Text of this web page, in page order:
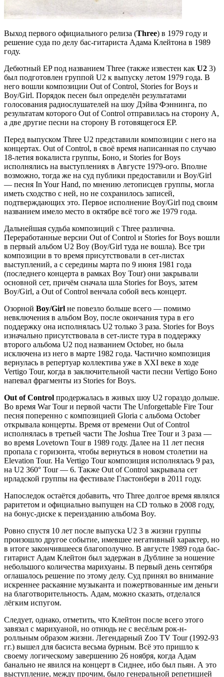
Выход первого официального релиза (Three) в 1979 году и
решение суда по делу бас-гитариста Адама Клейтона в 1989
году.
Дебютный EP под названием Three (также известен как U2 3)
был подготовлен группой U2 к выпуску летом 1979 года. В
него вошли композиции Out of Control, Stories for Boys и
Boy/Girl. Порядок песен был определён результатами
голосования радиослушателей на шоу Дэйва Фэннинга, по
результатам которого Out of Control отправилась на сторону A,
а две другие песни на сторону B готовящегося EP.
Перед выпуском Three U2 представили композиции с него на
концертах. Out of Control, в своё время написанная по случаю
18-летия вокалиста группы, Боно, и Stories for Boys
исполнялись на выступлениях в Августе 1979-ого. Вполне
возможно, тогда же на суд публики предоставили и Boy/Girl
— песня In Your Hand, по мнению летописцев группы, могла
иметь сходство с ней, но не сохранилось записей,
подтверждающих это. Первое исполнение Boy/Girl под своим
названием имело место в октябре всё того же 1979 года.
Дальнейшая судьба композиций с Three различна.
Переработанные версии Out of Control и Stories for Boys вошли
в первый альбом U2 Boy (Boy/Girl туда не вошла). Все три
композиции в то время присутствовали в сет-листах
выступлений, а с середины марта по 9 июня 1981 года
(последнего концерта в рамках Boy Tour) они закрывали
основной сет, причём сначала шла Stories for Boys, затем
Boy/Girl, а Out of Control венчала собой весь концерт.
Озорной Boy/Girl не повезло больше всего — помимо
невключения в альбом Boy, после окончания тура в его
поддержку она исполнялась U2 только 3 раза. Stories for Boys
изначально присутствовала в сет-листе тура в поддержку
второго альбома U2 под названием October, но была
исключена из него в марте 1982 года. Частично композиция
вернулась в репертуар коллектива уже в XXI веке в ходе
Vertigo Tour, когда в заключительной части песни Vertigo Боно
напевал фрагменты из Stories for Boys.
Out of Control продержалась в живых шоу U2 гораздо дольше.
Во время War Tour и первой части The Unforgettable Fire Tour
песня поперенно с композицией Gloria с альбома October
открывала концерты. Время от времени Out of Control
исполнялась в третьей части The Joshua Tree Tour и 3 раза —
во время Lovetown Tour в 1989 году. Далее на 11 лет песня
пропала с горизонта, чтобы вернуться в новом столетии на
Elevation Tour. На Vertigo Tour композиция исполнялась 9 раз,
на U2 360° Tour — 6. Также Out of Control закрывала сет
ирладской группы на фестивале Гластонбери в 2011 году.
Напоследок остаётся добавить, что Three долгое время являлся
раритетом и официально выпущен на CD только в 2008 году,
на бонус-диске к переизданию альбома Boy.
Ровно спустя 10 лет после выпуска U2 3 в жизни группы
произошло другое событие, имевшее негативный характер, но
в итоге закончившееся благополучно. В августе 1989 года бас-
гитарист Адам Клейтон был задержан в Дублине за ношение
небольшого количества марихуаны. В первый день сентября
оглашалось решение по этому делу. Суд принял во внимание
искреннее раскаяние музыканта и пожертвованные им деньги
на благотворительность. Адам, можно сказать, отделался
лёгким испугом.
Следует, однако, отметить, что Клейтон после всего этого
завязал с марихуаной, но отнюдь не с весёлым рок-н-
ролльным образом жизни. Легендарный Zoo TV Tour (1992-93
гг.) вышел для басиста весьма бурным. Всё это пришло к
своему логическому завершению 26 ноября, когда Адам
банально не явился на концерт в Сиднее, ибо был пьян. А это
выступление, между прочим, было генеральной репетицией